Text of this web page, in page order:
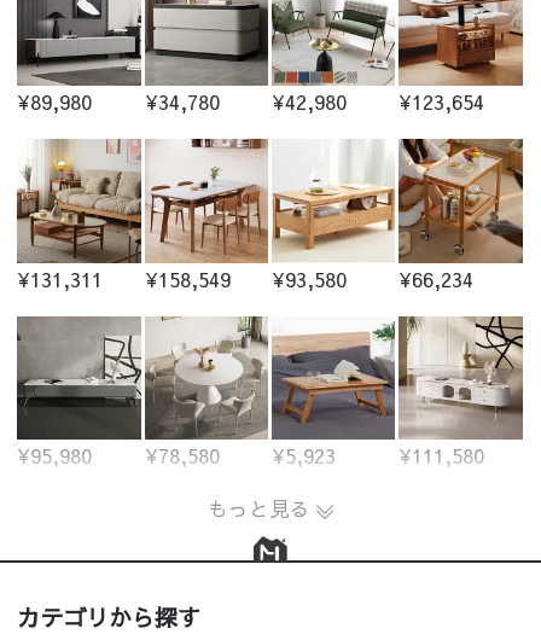
¥89,980 ¥34,780 ¥42,980 ¥123,654
¥131,311 ¥158,549 ¥93,580 ¥66,234
¥95,980 ¥78,580 ¥5,923
¥111,580
もっと見る
カテゴリから探す